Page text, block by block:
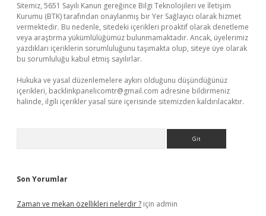
Sitemiz, 5651 Sayılı Kanun gereğince Bilgi Teknolojileri ve İletişim
Kurumu (BTK) tarafından onaylanmış bir Yer Sağlayıcı olarak hizmet
vermektedir. Bu nedenle, sitedeki içerikleri proaktif olarak denetleme
veya araştırma yükümlülüğümüz bulunmamaktadır. Ancak, üyelerimiz
yazdıkları içeriklerin sorumluluğunu taşımakta olup, siteye üye olarak
bu sorumluluğu kabul etmiş sayılırlar.
Hukuka ve yasal düzenlemelere aykırı olduğunu düşündüğünüz
içerikleri, backlinkpanelicomtr@gmail.com adresine bildirmeniz
halinde, ilgili içerikler yasal süre içerisinde sitemizden kaldırılacaktır.
Son Yorumlar
Zaman ve mekan özellikleri nelerdir ? için admin